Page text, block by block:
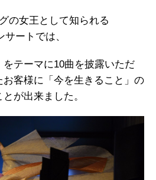
の女王として知られる
ートでは、
をテーマに10曲を披露いただ
お客様に「今を生きること」の
が出来ました。